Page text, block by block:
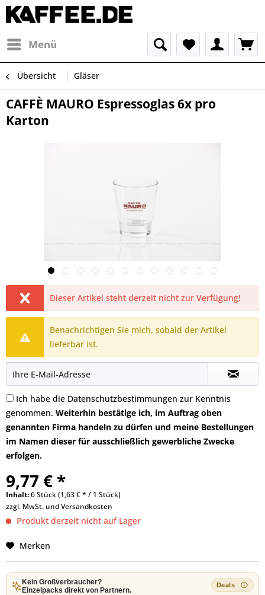
Menü
Übersicht Gläser
CAFFÈ MAURO Espressoglas 6x pro
Karton
Dieser Artikel steht derzeit nicht zur Verfügung!
Benachrichtigen Sie mich, sobald der Artikel
lieferbar ist.
Ich habe die Datenschutzbestimmungen zur Kenntnis
genommen. Weiterhin bestätige ich, im Auftrag oben
genannten Firma handeln zu dürfen und meine Bestellungen
im Namen dieser für ausschließlich gewerbliche Zwecke
erfolgen.
9,77 € *
Inhalt:6 Stück (1,63 € * / 1 Stück)
zzgl. MwSt. undVersandkosten
Produkt derzeit nicht auf Lager
Merken
Kein Großverbraucher?
Einzelpacks direkt von Partnern.